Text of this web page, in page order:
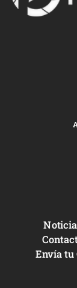
Envía tu